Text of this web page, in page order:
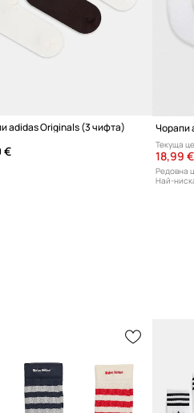
adidas Originals (3 чифта)
€ Текуща
18,99 €
Редовна
Най-